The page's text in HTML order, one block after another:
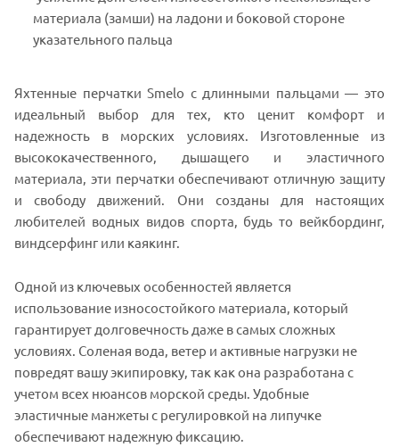
материала (замши) на ладони и боковой стороне
указательного пальца
Яхтенные перчатки Smelo с длинными пальцами — это
идеальный выбор для тех, кто ценит комфорт и
надежность в морских условиях. Изготовленные из
высококачественного, дышащего и эластичного
материала, эти перчатки обеспечивают отличную защиту
и свободу движений. Они созданы для настоящих
любителей водных видов спорта, будь то вейкбординг,
виндсерфинг или каякинг.
Одной из ключевых особенностей является
использование износостойкого материала, который
гарантирует долговечность даже в самых сложных
условиях. Соленая вода, ветер и активные нагрузки не
повредят вашу экипировку, так как она разработана с
учетом всех нюансов морской среды. Удобные
эластичные манжеты с регулировкой на липучке
обеспечивают надежную фиксацию.